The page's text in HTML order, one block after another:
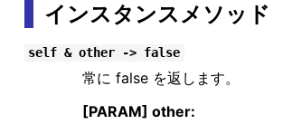
インスタンスメソッド
self & other -> false
常に false を返します。
[PARAM] other: